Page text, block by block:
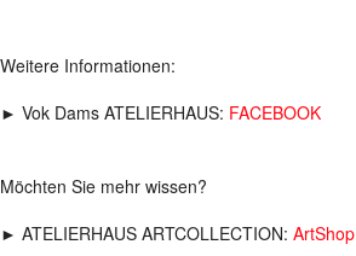
Weitere Informationen:
► Vok Dams ATELIERHAUS: FACEBOOK
Möchten Sie mehr wissen?
► ATELIERHAUS ARTCOLLECTION: ArtShop